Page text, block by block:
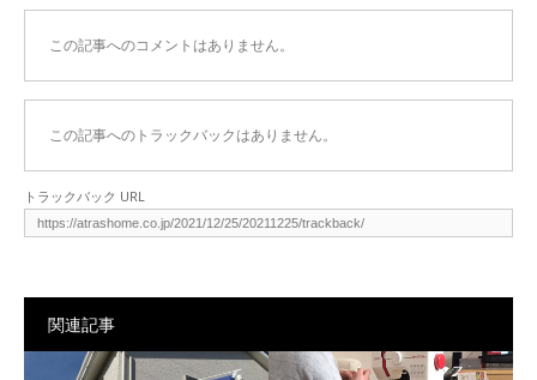
この記事へのコメントはありません。
この記事へのトラックバックはありません。
トラックバック URL
関連記事